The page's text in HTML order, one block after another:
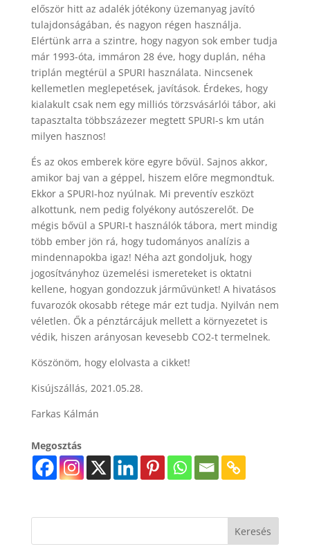
először hitt az adalék jótékony üzemanyag javító
tulajdonságában, és nagyon régen használja.
Elértünk arra a szintre, hogy nagyon sok ember tudja
már 1993-óta, immáron 28 éve, hogy duplán, néha
triplán megtérül a SPURI használata. Nincsenek
kellemetlen meglepetések, javítások. Érdekes, hogy
kialakult csak nem egy milliós törzsvásárlói tábor, aki
tapasztalta többszázezer megtett SPURI-s km után
milyen hasznos!
És az okos emberek köre egyre bővül. Sajnos akkor,
amikor baj van a géppel, hiszem előre megmondtuk.
Ekkor a SPURI-hoz nyúlnak. Mi preventív eszközt
alkottunk, nem pedig folyékony autószerelőt. De
mégis bővül a SPURI-t használók tábora, mert mindig
több ember jön rá, hogy tudományos analízis a
mindennapokba igaz! Néha azt gondoljuk, hogy
jogosítványhoz üzemelési ismereteket is oktatni
kellene, hogyan gondozzuk járművünket! A hivatásos
fuvarozók okosabb rétege már ezt tudja. Nyilván nem
véletlen. Ők a pénztárcájuk mellett a környezetet is
védik, hiszen arányosan kevesebb CO2-t termelnek.
Köszönöm, hogy elolvasta a cikket!
Kisújszállás, 2021.05.28.
Farkas Kálmán
Megosztás